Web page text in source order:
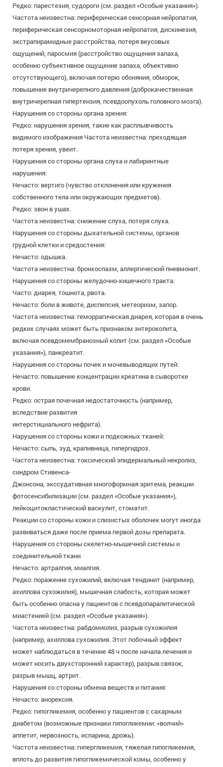
Редко: парестезия, судороги (см. раздел «Особые указания»).
Частота неизвестна: периферическая сенсорная нейропатия,
периферическая сенсорномоторная нейропатия, дискинезия,
экстрапирамидные расстройства, потеря вкусовых
ощущений, паросмия (расстройство ощущения запаха,
особенно субъективное ощущение запаха, объективно
отсутствующего), включая потерю обоняния, обморок,
повышение внутричерепного давления (доброкачественная
внутричерепная гипертензия, псевдоопухоль головного мозга).
Нарушения со стороны органа зрения:
Редко: нарушения зрения, такие как расплывчивость
видимого изображения Частота неизвестна: преходящая
потеря зрения, увеит.
Нарушения со стороны органа слуха и лабиринтные
нарушения:
Нечасто: вертиго (чувство отклонения или кружения
собственного тела или окружающих предметов).
Редко: звон в ушах.
Частота неизвестна: снижение слуха, потеря слуха.
Нарушения со стороны дыхательной системы, органов
грудной клетки и средостения:
Нечасто: одышка.
Частота неизвестна: бронхоспазм, аллергический пневмонит.
Нарушения со стороны желудочно-кишечного тракта:
Часто: диарея, тошнота, рвота.
Нечасто: боли в животе, диспепсия, метеоризм, запор.
Частота неизвестна: геморрагическая диарея, которая в очень
редких случаях может быть признаком энтероколита,
включая псевдомембранозный колит (см. раздел «Особые
указания»), панкреатит.
Нарушения со стороны почек и мочевыводящих путей:
Нечасто: повышение концентрации креатина в сыворотке
крови.
Редко: острая почечная недостаточность (например,
вследствие развития
интерстициального нефрита).
Нарушения со стороны кожи и подкожных тканей:
Нечасто: сыпь, зуд, крапивница, гипергидроз.
Частота неизвестна: токсический эпидермальный некролиз,
синдром Стивенса-
Джонсона, экссудативная многоформная эритема, реакции
фотосенсибилизации (см. раздел «Особые указания»),
лейкоцитокластический васкулит, стоматит.
Реакции со стороны кожи и слизистых оболочек могут иногда
развиваться даже после приема первой дозы препарата.
Нарушения со стороны скелетно-мышечной системы и
соединительной ткани
Нечасто: артралгия, миалгия.
Редко: поражение сухожилий, включая тендинит (например,
ахиллова сухожилия), мышечная слабость, которая может
быть особенно опасна у пациентов с псевдопаралитической
миастенией (см. раздел «Особые указания»).
Частота неизвестна: рабдомиолиз, разрыв сухожилия
(например, ахиллова сухожилия. Этот побочный эффект
может наблюдаться в течение 48 ч после начала лечения и
может носить двухсторонний характер), разрыв связок,
разрыв мышц, артрит.
Нарушения со стороны обмена веществ и питания:
Нечасто: анорексия.
Редко: гипогликемия, особенно у пациентов с сахарным
диабетом (возможные признаки гипогликемии: «волчий»
аппетит, нервозность, испарина, дрожь).
Частота неизвестна: гипергликемия, тяжелая гипогликемия,
вплоть до развития гипогликемической комы, особенно у